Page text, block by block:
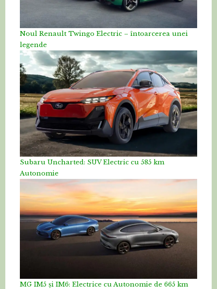
Noul Renault Twingo Electric – întoarcerea unei
legende
Subaru Uncharted: SUV Electric cu 585 km
Autonomie
MG IM5 și IM6: Electrice cu Autonomie de 665 km